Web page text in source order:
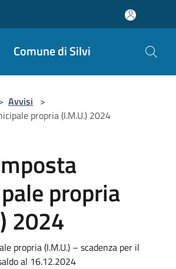
Comune di Silvi
Avvisi >
propria (I.M.U.) 2024
propria
2024
propria (I.M.U.) – scadenza per il
al 16.12.2024